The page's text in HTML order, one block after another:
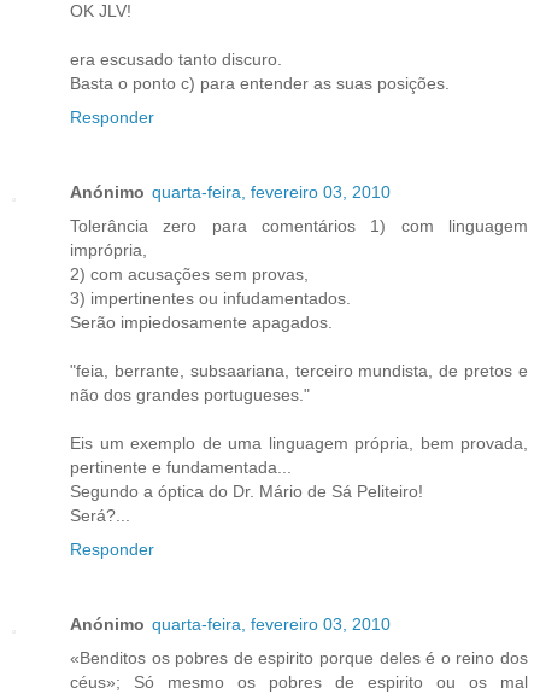
OK JLV!
era escusado tanto discuro.
Basta o ponto c) para entender as suas posições.
Responder
Anónimo quarta-feira, fevereiro 03, 2010
Tolerância zero para comentários 1) com linguagem
imprópria,
2) com acusações sem provas,
3) impertinentes ou infudamentados.
Serão impiedosamente apagados.
"feia, berrante, subsaariana, terceiro mundista, de pretos e
não dos grandes portugueses."
Eis um exemplo de uma linguagem própria, bem provada,
pertinente e fundamentada...
Segundo a óptica do Dr. Mário de Sá Peliteiro!
Será?...
Responder
Anónimo quarta-feira, fevereiro 03, 2010
«Benditos os pobres de espirito porque deles é o reino dos
céus»; Só mesmo os pobres de espirito ou os mal